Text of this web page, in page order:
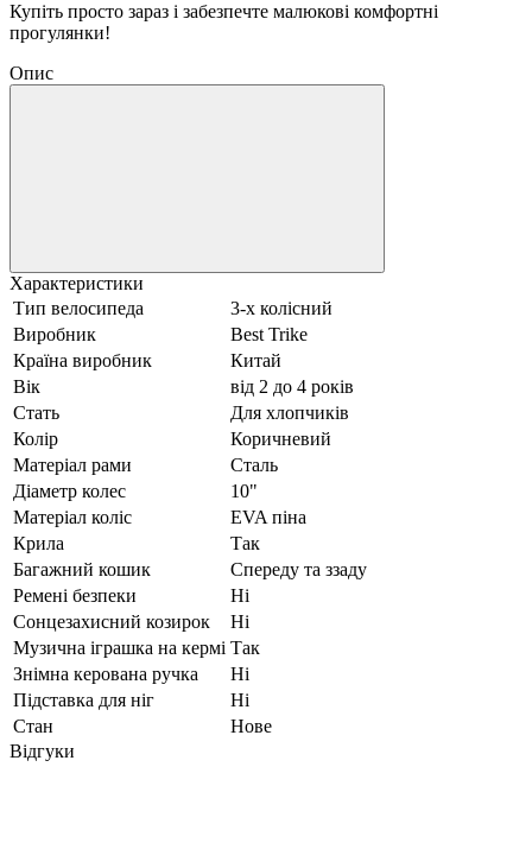
Купіть просто зараз і забезпечте малюкові комфортні
прогулянки!
Опис
Характеристики
Тип велосипеда
3-х колісний
Виробник
Best Trike
Країна виробник
Китай
Вік
від 2 до 4 років
Стать
Для хлопчиків
Колір
Коричневий
Матеріал рами
Сталь
Діаметр колес
10"
Матеріал коліс
EVA піна
Крила
Так
Багажний кошик
Спереду та ззаду
Ремені безпеки
Ні
Сонцезахисний козирок
Ні
Музична іграшка на кермі Так
Знімна керована ручка
Ні
Підставка для ніг
Ні
Стан
Нове
Відгуки